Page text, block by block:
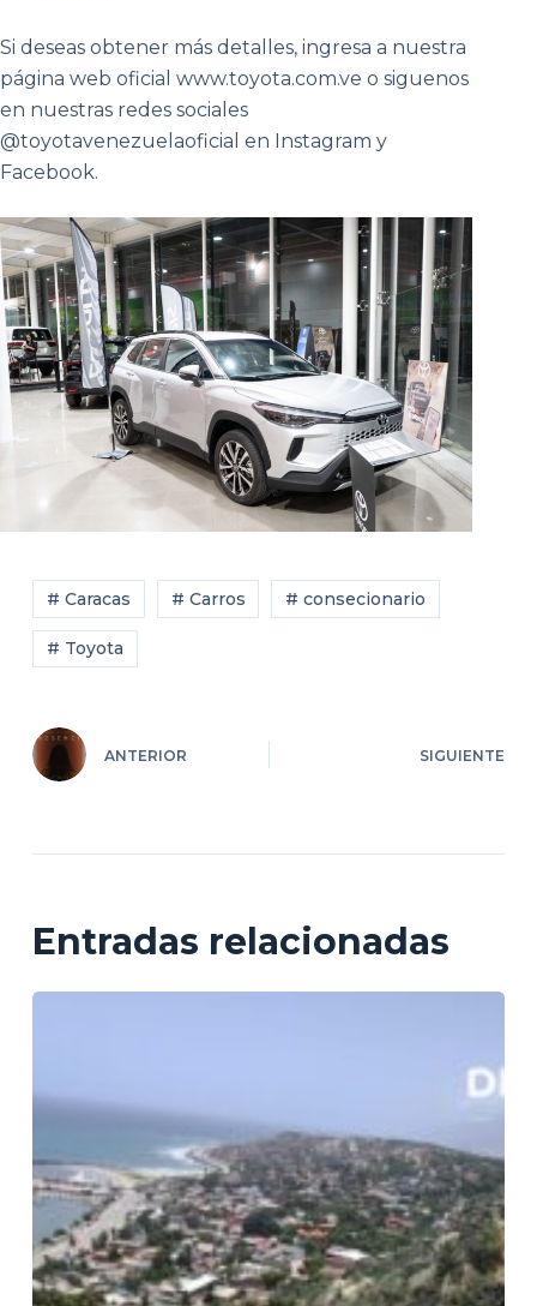
Si deseas obtener más detalles, ingresa a nuestra
página web oficial www.toyota.com.ve o siguenos
en nuestras redes sociales
@toyotavenezuelaoficial en Instagram y
Facebook.
# Caracas # Carros # consecionario
# Toyota
ANTERIOR SIGUIENTE
Entradas relacionadas